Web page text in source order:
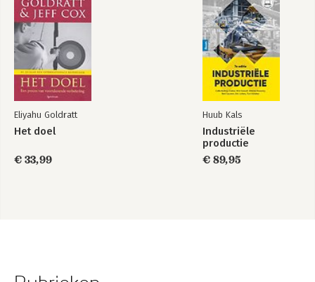
Eliyahu Goldratt
Het doel
€ 33,99
Huub Kals
Industriële
productie
€ 89,95